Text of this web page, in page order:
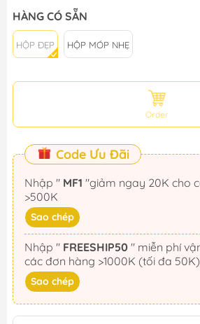
HÀNG CÓ SẴN
HỘP ĐẸP HỘP MÓP NHẸ
Order
Code Ưu Đãi
Nhập " MF1
>500K
Sao chép
Nhập " FREESHIP50
các đơn hàng >1000K (tối đa 50K)
Sao chép